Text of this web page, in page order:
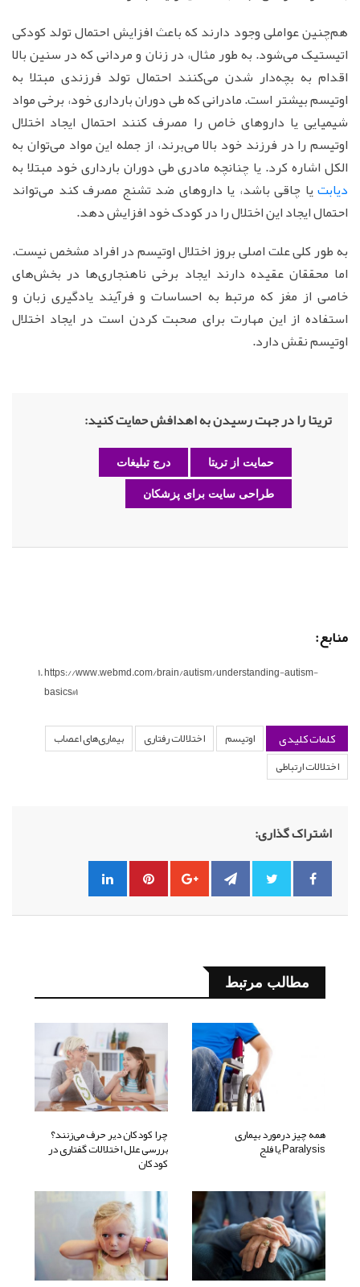
هم‌چنین عواملی وجود دارند که باعث افزایش احتمال تولد کودکی
اتیستیک می‌شود. به طور مثال، در زنان و مردانی که در سنین بالا
اقدام به بچه‌دار شدن می‌کنند احتمال تولد فرزندی مبتلا به
اوتیسم بیشتر است. مادرانی که طی دوران بارداری خود، برخی مواد
شیمیایی یا داروهای خاص را مصرف کنند احتمال ایجاد اختلال
اوتیسم را در فرزند خود بالا می‌برند، از جمله این مواد می‌توان به
الکل اشاره کرد. یا چنانچه مادری طی دوران بارداری خود مبتلا به
دیابتیا چاقی باشد، یا داروهای ضد تشنج مصرف کند می‌تواند
احتمال ایجاد این اختلال را در کودک خود افزایش دهد.
به طور کلی علت اصلی بروز اختلال اوتیسم در افراد مشخص نیست.
اما محققان عقیده دارند ایجاد برخی ناهنجاری‌ها در بخش‌های
خاصی از مغز که مرتبط به احساسات و فرآیند یادگیری زبان و
استفاده از این مهارت برای صحبت کردن است در ایجاد اختلال
اوتیسم نقش دارد.
تریتا را در جهت رسیدن به اهدافش حمایت کنید:
حمایت از تریتا درج تبلیغات
طراحی سایت برای پزشکان
منابع:
https://www.webmd.com/brain/autism/understanding-autism-
basics#1
کلمات کلیدی اوتیسم اختلالات رفتاری
بیماری‌های اعصاب
اختلالات ارتباطی
اشتراک گذاری:
مطالب مرتبط
همه چیز درمورد بیماری
Paralysis یا فلج
چرا کودکان دیر حرف می‌زنند؟
بررسی علل اختلالات گفتاری در
کودکان